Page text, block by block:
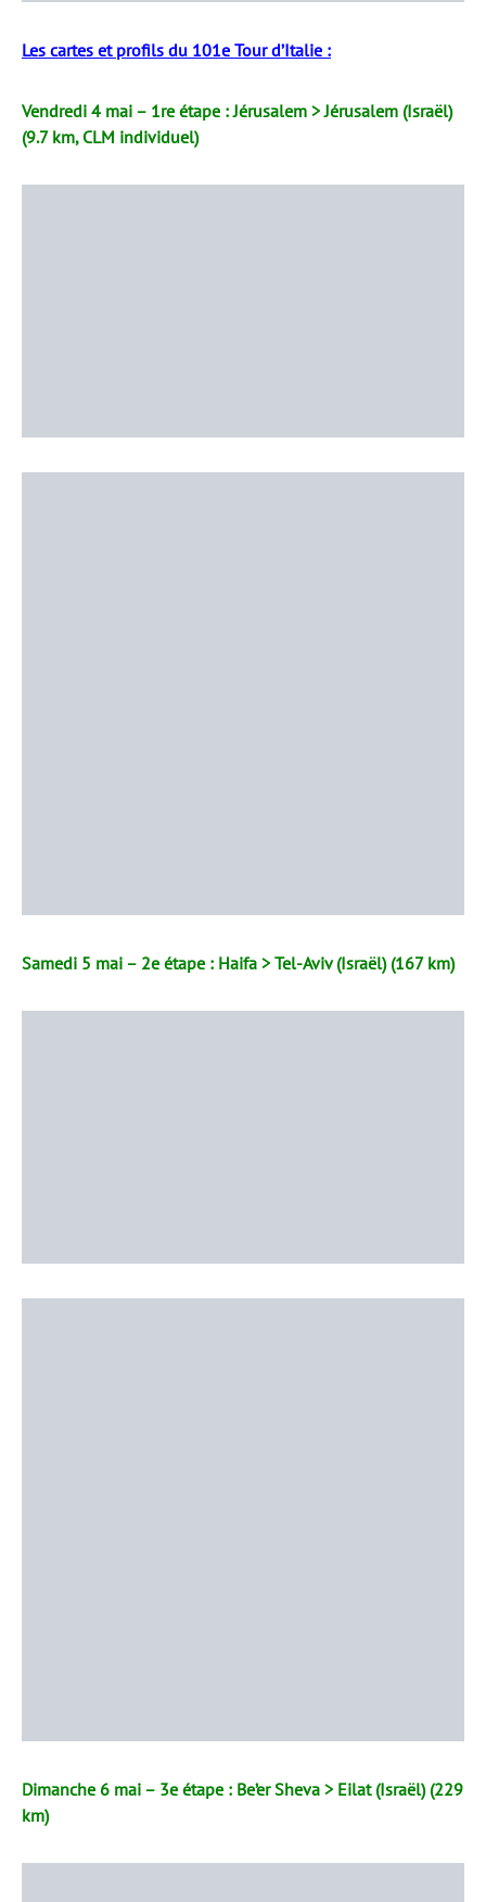
Les cartes et profils du 101e Tour d’Italie :
Vendredi 4 mai – 1re étape : Jérusalem > Jérusalem (Israël)
(9.7 km, CLM individuel)
Samedi 5 mai – 2e étape : Haifa > Tel-Aviv (Israël) (167 km)
Dimanche 6 mai – 3e étape : Be’er Sheva > Eilat (Israël) (229
km)